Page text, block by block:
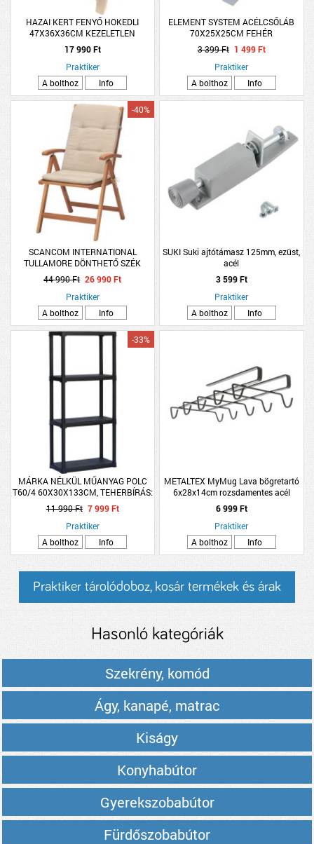
HAZAI KERT FENYŐ HOKEDLI
47X36X36CM KEZELETLEN
17 990 Ft
Praktiker
A bolthoz
Info
ELEMENT SYSTEM ACÉLCSŐLÁB
70X25X25CM FEHÉR
3 399 Ft 1 499 Ft
Praktiker
A bolthoz
Info
SCANCOM INTERNATIONAL
TULLAMORE DÖNTHETŐ SZÉK
PÁRNÁVAL
-40%
44 990 Ft 26 990 Ft
Praktiker
A bolthoz
Info
SUKI Suki ajtótámasz 125mm, ezüst,
acél
3 599 Ft
Praktiker
A bolthoz
Info
MÁRKA NÉLKÜL MŰANYAG POLC
T60/4 60X30X133CM, TEHERBÍRÁS:
20KG/POLC, FEKETE
-33%
11 990 Ft 7 999 Ft
Praktiker
A bolthoz
Info
METALTEX MyMug Lava bögretartó
6x28x14cm rozsdamentes acél
6 999 Ft
Praktiker
A bolthoz
Info
Praktiker tárolódoboz, kosár termékek és árak
Hasonló kategóriák
Szekrény, komód
Ágy, kanapé, matrac
Kiságy
Konyhabútor
Gyerekszobabútor
Fürdőszobabútor